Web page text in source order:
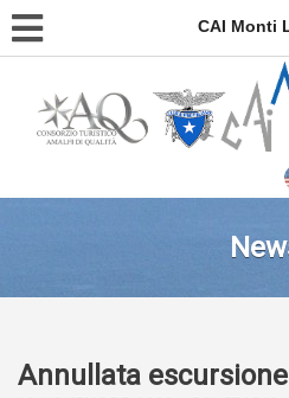
CAI Monti
Annullata